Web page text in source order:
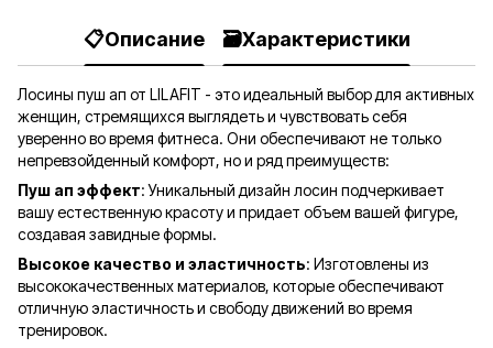
📋Описание 🗃️Характеристики
Лосины пуш ап от LILAFIT - это идеальный выбор для активных
женщин, стремящихся выглядеть и чувствовать себя
уверенно во время фитнеса. Они обеспечивают не только
непревзойденный комфорт, но и ряд преимуществ:
Пуш ап эффект: Уникальный дизайн лосин подчеркивает
вашу естественную красоту и придает объем вашей фигуре,
создавая завидные формы.
Высокое качество и эластичность: Изготовлены из
высококачественных материалов, которые обеспечивают
отличную эластичность и свободу движений во время
тренировок.